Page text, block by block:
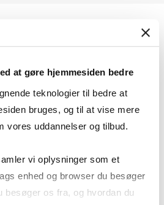
at gøre hjemmesiden bedre
teknologier til bedre at
bruges, og til at vise mere
vores uddannelser og tilbud.
vi oplysninger som et
enhed og browser du besøger
besøger os fra, og hvordan du
virksomhed?